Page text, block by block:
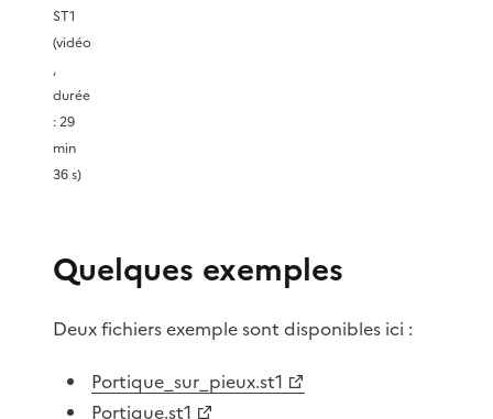
d
é
o
ST1
(vidéo
,
durée
: 29
min
36 s)
Quelques exemples
Deux fichiers exemple sont disponibles ici :
Portique_sur_pieux.st1
Portique.st1